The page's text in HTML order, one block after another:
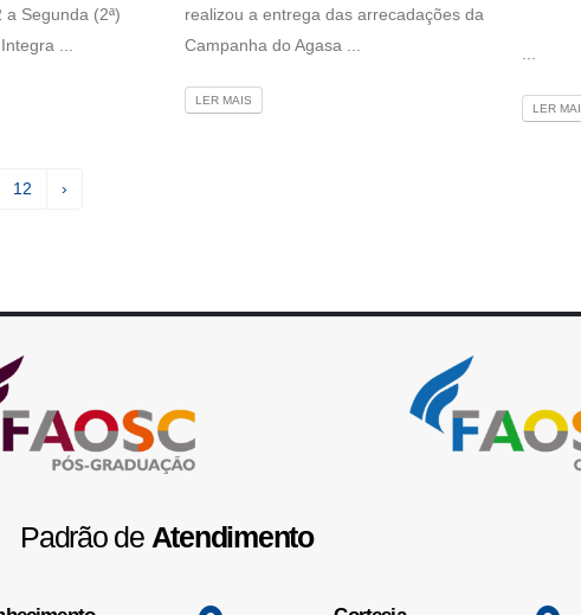
Segunda (2ª)
...
realizou a entrega das arrecadações da
Campanha do Agasa ...
LER MAIS
No
LER
12 ›
Padrão de Atendimento